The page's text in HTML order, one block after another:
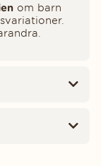
om barn